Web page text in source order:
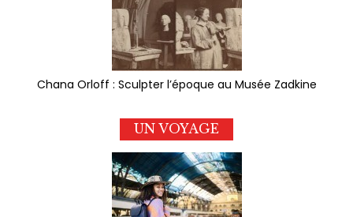
Chana Orloff : Sculpter l’époque au Musée Zadkine
UN VOYAGE